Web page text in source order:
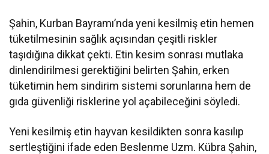
Şahin, Kurban Bayramı’nda yeni kesilmiş etin hemen
tüketilmesinin sağlık açısından çeşitli riskler
taşıdığına dikkat çekti. Etin kesim sonrası mutlaka
dinlendirilmesi gerektiğini belirten Şahin, erken
tüketimin hem sindirim sistemi sorunlarına hem de
gıda güvenliği risklerine yol açabileceğini söyledi.
Yeni kesilmiş etin hayvan kesildikten sonra kasılıp
sertleştiğini ifade eden Beslenme Uzm. Kübra Şahin,